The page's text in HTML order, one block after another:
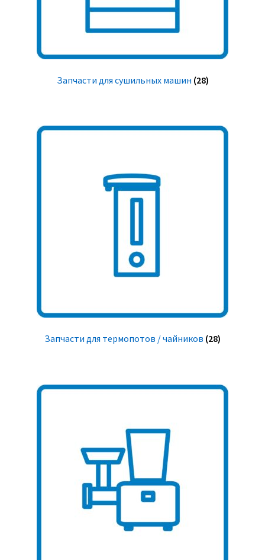
Запчасти для сушильных машин (28)
Запчасти для термопотов / чайников (28)